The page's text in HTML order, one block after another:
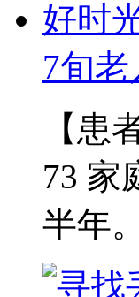
7旬
【患
73 家
半年